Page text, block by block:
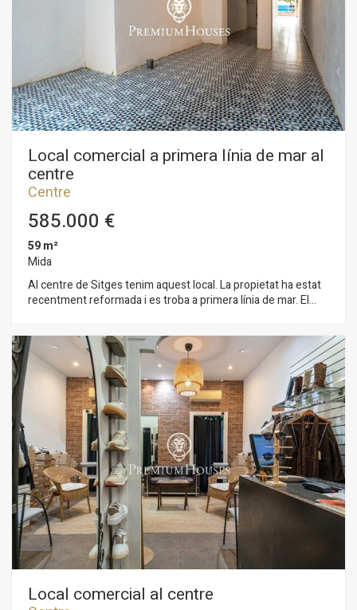
Local comercial a primera línia de mar al
centre
Centre
585.000 €
59 m²
Mida
Al centre de Sitges tenim aquest local. La propietat ha estat
recentment reformada i es troba a primera línia de mar. El
posterior hi ha un pati. El local està ubicat al centre de Sitges
un barri que es caracteritza per la seva ubicació pel que fa a
serveis essencials ia la platja.
Local comercial al centre